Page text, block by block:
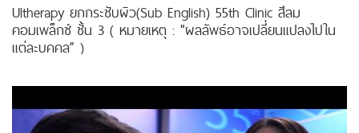
Ultherapy ยกกระชับผิว(Sub English) 55th Clinic สีลม
คอมเพล็กซ์ ชั้น 3 ( หมายเหตุ : "ผลลัพธ์อาจเปลี่ยนแปลงไปใน
แต่ละบุคคล” )